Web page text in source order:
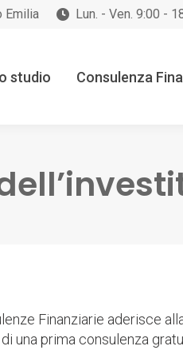
Emilia Lun. - Ven. 9:00 -
studio Consulenza
Finanziarie aderisce
una prima consulenza